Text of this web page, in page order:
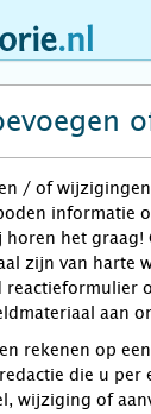
/ of
informatie
horen het graag!
zijn van harte
reactieformulier
aan
rekenen op
die u per
wijziging of